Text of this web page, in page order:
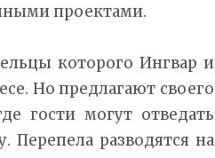
проектами.
которого Ингвар и
Но предлагают своего
гости могут отведать
Перепела разводятся на